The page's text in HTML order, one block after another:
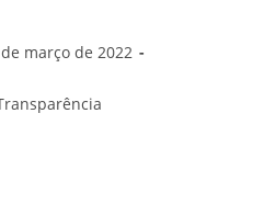
março de 2022